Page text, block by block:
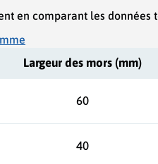
en comparant les données
Largeur des mors (mm)
60
40